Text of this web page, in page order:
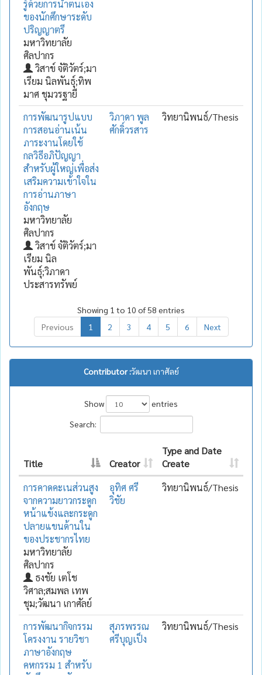
รู้ด้วยการนำตนเอง
ของนักศึกษาระดับ
ปริญญาตรี
มหาวิทยาลัย
ศิลปากร
วิสาข์ จัติวัตร์;มา
เรียม นิลพันธุ์;ทิพ
มาศ ชุมวรฐายี
การพัฒนารูปแบบ
การสอนอ่านเน้น
ภาระงานโดยใช้
กลวิธีอภิปัญญา
สำหรับผู้ใหญ่เพื่อส่ง
เสริมความเข้าใจใน
การอ่านภาษา
อังกฤษ
มหาวิทยาลัย
ศิลปากร
วิสาข์ จัติวัตร์;มา
เรียม นิล
พันธุ์;วิภาดา
ประสารทรัพย์
วิภาดา พูล
ศักดิ์วรสาร
วิทยานิพนธ์/Thesis
Showing 1 to 10 of 58 entries
Previous
1 2 3 4 5 6 Next
Contributor :วัฒนา เกาศัลย์
Show
entries
Search:
Title Creator
Type and Date
Create
การคาดคะเนส่วนสูง
จากความยาวกระดูก
หน้าแข้งและกระดูก
ปลายแขนด้านใน
ของประชากรไทย
มหาวิทยาลัย
ศิลปากร
ธงชัย เตโช
วิศาล;สมพล เทพ
ชุม;วัฒนา เกาศัลย์
อุทิศ ศรี
วิชัย
วิทยานิพนธ์/Thesis
การพัฒนากิจกรรม
โครงงาน รายวิชา
ภาษาอังกฤษ
คหกรรม 1 สำหรับ
สุภรพรรณ
ศรีบุญเป็ง
วิทยานิพนธ์/Thesis